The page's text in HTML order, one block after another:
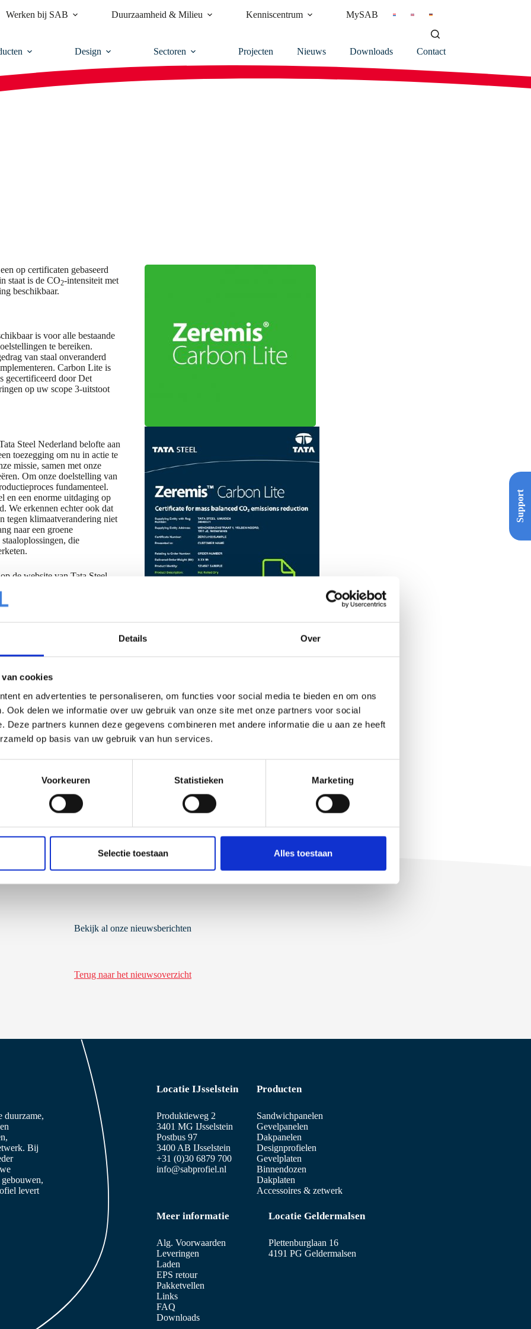
Details Over
van cookies
en advertenties te personaliseren, om functies voor social media te bieden en om ons
Ook delen we informatie over uw gebruik van onze site met onze partners voor social
Deze partners kunnen deze gegevens combineren met andere informatie die u aan ze heeft
op basis van uw gebruik van hun services.
Voorkeuren Statistieken Marketing
Selectie toestaan Alles toestaan
Werken bij SAB Duurzaamheid & Milieu Kenniscentrum MySAB
Design Sectoren Projecten Nieuws Downloads Contact
op certificaten gebaseerd
staat is de CO2-intensiteit met
beschikbaar.
is voor alle bestaande
te bereiken.
van staal onveranderd
Carbon Lite is
gecertificeerd door Det
op uw scope 3-uitstoot
Steel Nederland belofte aan
toezegging om nu in actie te
missie, samen met onze
Om onze doelstelling van
fundamenteel.
en een enorme uitdaging op
We erkennen echter ook dat
tegen klimaatverandering niet
naar een groene
die
op de website van Tata Steel
in de productie van
in de bouw, ook in
Staal
wil je er meer over
Support
Bekijk al onze nieuwsberichten
Terug naar het nieuwsoverzicht
duurzame,
Bij
levert
Locatie IJsselstein
Produktieweg 2
3401 MG IJsselstein
Postbus 97
3400 AB IJsselstein
+31 (0)30 6879 700
info@sabprofiel.nl
Producten
Sandwichpanelen
Gevelpanelen
Dakpanelen
Designprofielen
Gevelplaten
Binnendozen
Dakplaten
Accessoires & zetwerk
Meer informatie
Alg. Voorwaarden
Leveringen
Laden
EPS retour
Pakketvellen
Links
FAQ
Downloads
Locatie Geldermalsen
Plettenburglaan 16
4191 PG Geldermalsen